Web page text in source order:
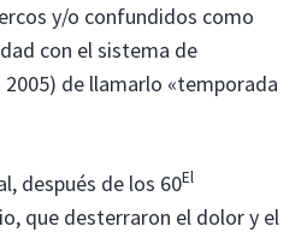
y/o confundidos como
con el sistema de
de llamarlo «temporada
después de los 60El
que desterraron el dolor y el